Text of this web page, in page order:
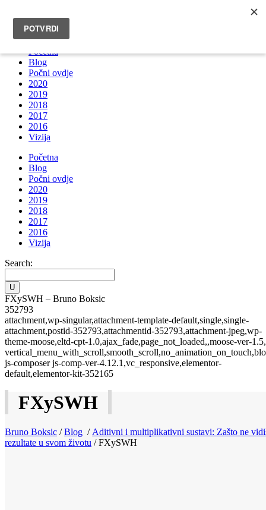
INFO@BRUNOBOKSIC.COM
Početna
Blog
Počni ovdje
2020
2019
2018
2017
2016
Vizija
Početna
Blog
Počni ovdje
2020
2019
2018
2017
2016
Vizija
Search:
FXySWH – Bruno Boksic
352793
attachment,wp-singular,attachment-template-default,single,single-
attachment,postid-352793,attachmentid-352793,attachment-jpeg,wp-
theme-moose,eltd-cpt-1.0,ajax_fade,page_not_loaded,,moose-ver-1.5,
js-composer js-comp-ver-4.12.1,vc_responsive,elementor-
default,elementor-kit-352165
FXySWH
Bruno Boksic /Blog / Aditivni i multiplikativni sustavi: Zašto ne
rezultate u svom životu /FXySWH